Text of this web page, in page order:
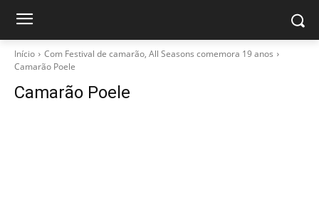
Início
Com Festival de camarão, All Seasons comemora 19 anos
Camarão Poele
Camarão Poele